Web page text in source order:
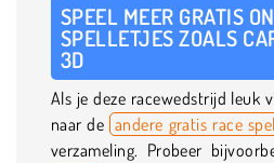
SPEEL MEER GRATIS
SPELLETJES ZOALS
3D
Als je deze racewedstrijd leuk
naar de andere gratis race
verzameling. Probeer